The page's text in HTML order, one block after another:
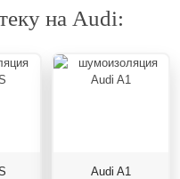
на Audi:
Audi A1